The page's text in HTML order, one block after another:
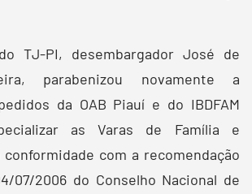
TJ-PI, desembargador José de
parabenizou novamente a
da OAB Piauí e do IBDFAM
as Varas de Família e
com a recomendação
07/2006 do Conselho Nacional de